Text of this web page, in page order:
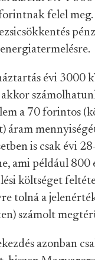
felel meg.
évi 3000
a 70 forintos
áram
is csak évi
ami például 800
költséget
tolná a
számolt
azonban